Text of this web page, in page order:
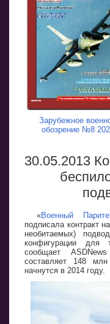
Зарубежное
обозрение №8
30.05.2013
«Военный
подписала контракт
необитаемых)
конфигурации для
сообщает
составляет 148
начнутся в 2014 году.